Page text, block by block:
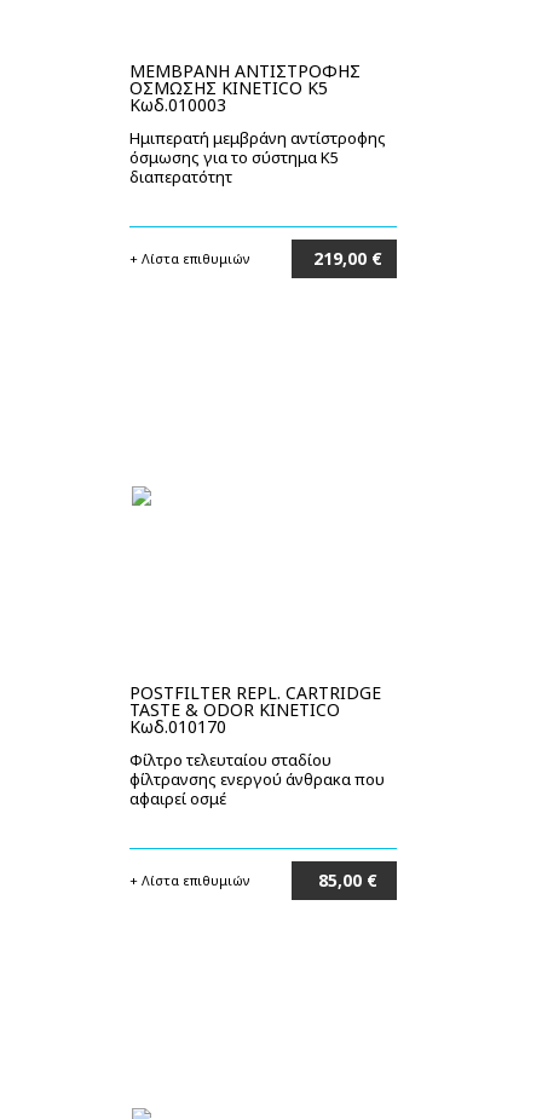
ΜΕΜΒΡΑΝΗ ΑΝΤΙΣΤΡΟΦΗΣ
ΟΣΜΩΣΗΣ KINETICO K5
Κωδ.010003
Ημιπερατή μεμβράνη αντίστροφης
όσμωσης για το σύστημα Κ5
διαπερατότητ
+ Λίστα επιθυμιών 219,00 €
POSTFILTER REPL. CARTRIDGE
TASTE & ODOR KINETICO
Κωδ.010170
Φίλτρο τελευταίου σταδίου
φίλτρανσης ενεργού άνθρακα που
αφαιρεί οσμέ
+ Λίστα επιθυμιών 85,00 €